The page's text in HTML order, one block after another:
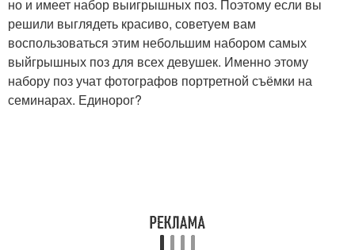
но и имеет набор выигрышных поз. Поэтому если вы
решили выглядеть красиво, советуем вам
воспользоваться этим небольшим набором самых
выйгрышных поз для всех девушек. Именно этому
набору поз учат фотографов портретной съёмки на
семинарах. Единорог?